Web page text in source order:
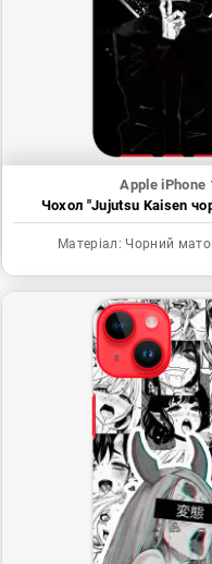
Apple iPhone
Чохол "Jujutsu Kaisen
Матеріал: Чорний